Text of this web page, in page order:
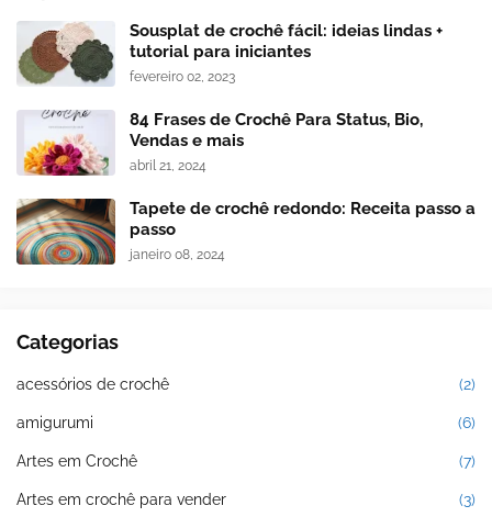
Sousplat de crochê fácil: ideias lindas +
tutorial para iniciantes
fevereiro 02, 2023
84 Frases de Crochê Para Status, Bio,
Vendas e mais
abril 21, 2024
Tapete de crochê redondo: Receita passo a
passo
janeiro 08, 2024
Categorias
acessórios de crochê (2)
amigurumi (6)
Artes em Crochê (7)
Artes em crochê para vender (3)